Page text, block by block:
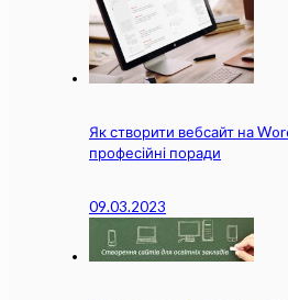
Як створити вебсайт на
професійні поради
09.03.2023